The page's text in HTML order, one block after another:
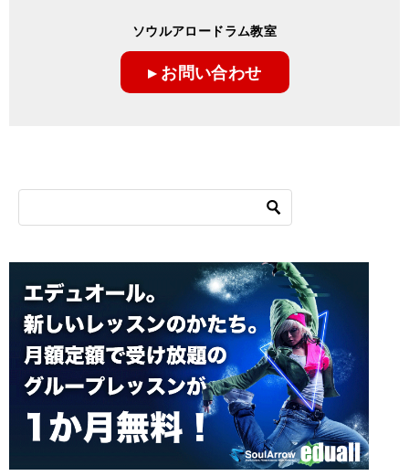
ソウルアロードラム教室
▸ お問い合わせ